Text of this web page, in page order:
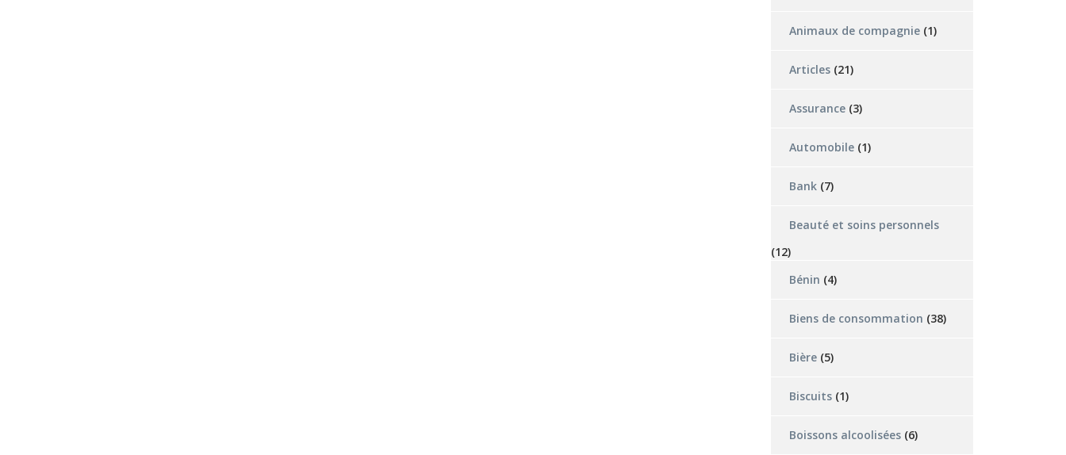
Animaux de compagnie (1)
Articles (21)
Assurance (3)
Automobile (1)
Bank (7)
Beauté et soins personnels
(12)
Bénin (4)
Biens de consommation (38)
Bière (5)
Biscuits (1)
Boissons alcoolisées (6)